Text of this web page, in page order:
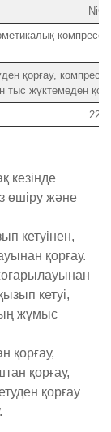
қорғау,
тыс жүктемеден
кезінде
өшіру және
кетуінен,
қорғау.
кетуі,
жұмыс
қорғау,
қорғау,
қорғау